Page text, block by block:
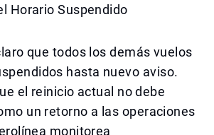
Horario Suspendido
que todos los demás vuelos
hasta nuevo aviso.
el reinicio actual no debe
un retorno a las operaciones
monitorea